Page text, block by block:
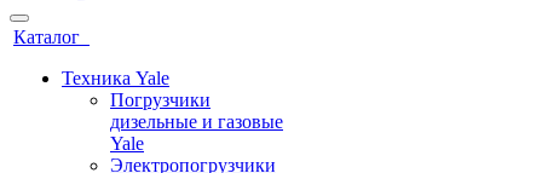
Каталог
Техника Yale
Погрузчики
дизельные и газовые
Yale
Электропогрузчики